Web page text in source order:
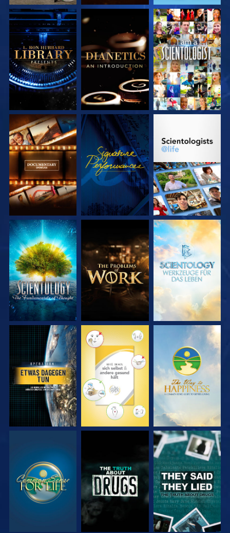
SERIE
ENTDECKEN
ENTDECKEN
ANSEHEN
SERIE
ENTDECKEN
ANSEHEN
SERIE
SERIE
ENTDECKEN
SERIE
ENTDECKEN
SERIE
ENTDECKEN
ANSEHEN ANSEHEN ANSEHEN
ANSEHEN ANSEHEN ANSEHEN